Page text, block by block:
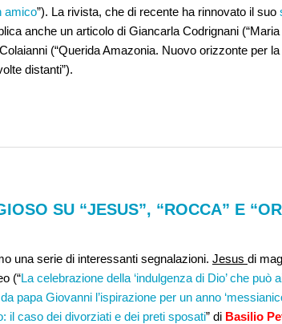
amico”). La rivista, che di recente ha rinnovato il suo
anche un articolo di Giancarla Codrignani
(“Querida Amazonia. Nuovo orizzonte per
distanti”).
SU “JESUS”, “ROCCA” E
una serie di interessanti segnalazioni. Jesus di
(“La celebrazione della ‘indulgenza di Dio’ che può
papa Giovanni l’ispirazione per un anno
il caso dei divorziati e dei preti sposati” di Basilio